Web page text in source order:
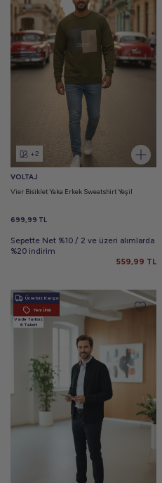
+2
VOLTAJ
Vier Bisiklet Yaka Erkek Sweatshirt Yeşil
699,99 TL
Sepette Net %10 / 2 ve üzeri alımlarda
%20 indirim
559,99 TL
Ücretsiz Kargo
Yeni Ürün
Vade farksız
6 Taksit